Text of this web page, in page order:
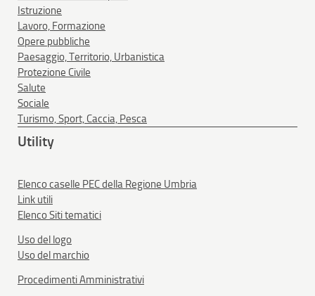
Istruzione
Lavoro, Formazione
Opere pubbliche
Paesaggio, Territorio, Urbanistica
Protezione Civile
Salute
Sociale
Turismo, Sport, Caccia, Pesca
Utility
Elenco caselle PEC della Regione Umbria
Link utili
Elenco Siti tematici
Uso del logo
Uso del marchio
Procedimenti Amministrativi